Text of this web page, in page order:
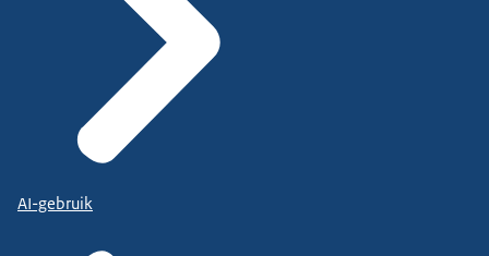
AI-gebruik